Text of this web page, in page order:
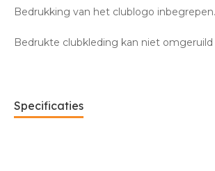
Bedrukking van het clublogo inbegrepen.
Bedrukte clubkleding kan niet omgeruild
Specificaties